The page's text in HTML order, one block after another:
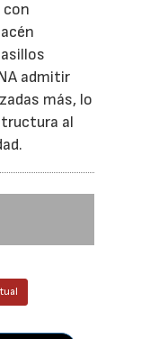
con
admitir
más, lo
al